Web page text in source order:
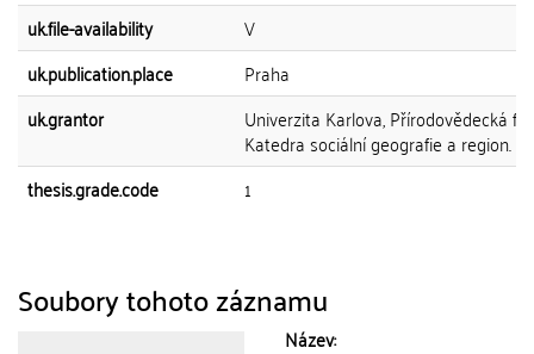
uk.file-availability
V
uk.publication.place
Praha
uk.grantor
Univerzita Karlova, Přírodovědecká
Katedra sociální geografie a region.
thesis.grade.code
1
Soubory tohoto záznamu
Název: